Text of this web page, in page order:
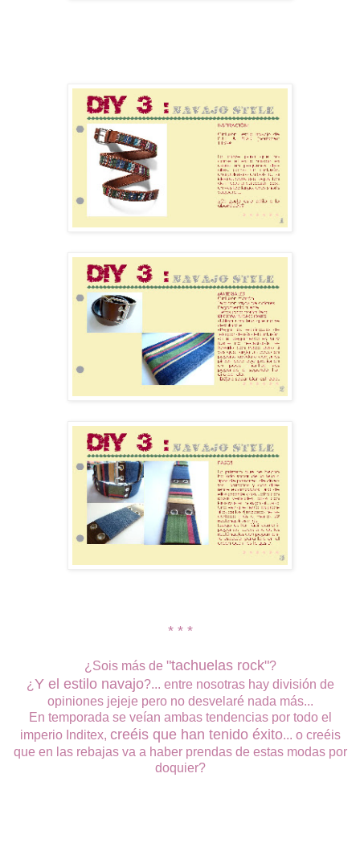
* * *
¿Sois más de "tachuelas rock"?
¿ Y el estilo navajo?... entre nosotras hay división de
opiniones jejeje pero no desvelaré nada más...
En temporada se veían ambas tendencias por todo el
imperio Inditex, creéis que han tenido éxito... o creéis
que en las rebajas va a haber prendas de estas modas por
doquier?